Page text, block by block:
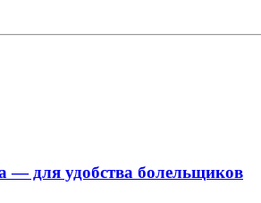
— для удобства болельщиков